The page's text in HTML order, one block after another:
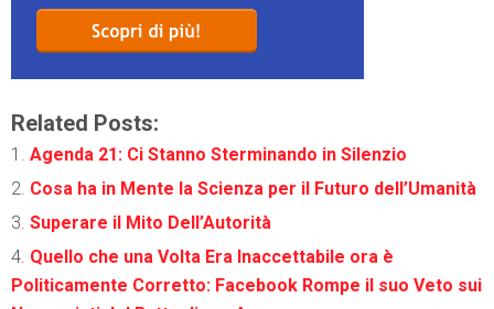
Related Posts:
Agenda 21: Ci Stanno Sterminando in Silenzio
Cosa ha in Mente la Scienza per il Futuro dell’Umanità
Superare il Mito Dell’Autorità
Quello che una Volta Era Inaccettabile ora è
Politicamente Corretto: Facebook Rompe il suo Veto sui